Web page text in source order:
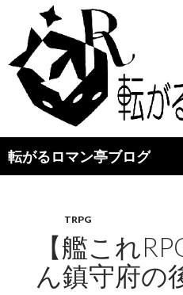
転がるロマン亭ブログ
検
索
TRPG
【艦これ
ん鎮守府の